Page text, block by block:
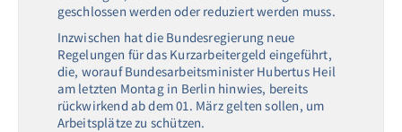
geschlossen werden oder reduziert werden muss.
Inzwischen hat die Bundesregierung neue
Regelungen für das Kurzarbeitergeld eingeführt,
die, worauf Bundesarbeitsminister Hubertus Heil
am letzten Montag in Berlin hinwies, bereits
rückwirkend ab dem 01. März gelten sollen, um
Arbeitsplätze zu schützen.